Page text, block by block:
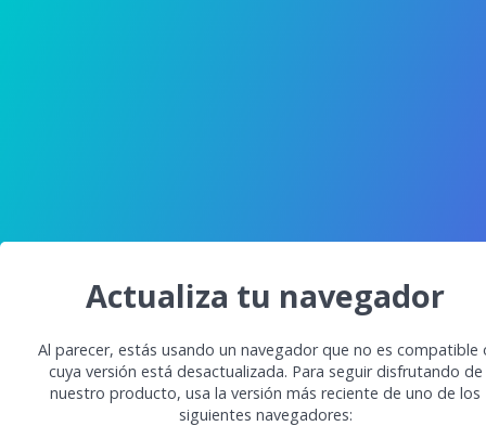
Actualiza tu navegador
Al parecer, estás usando un navegador que no es compatible
cuya versión está desactualizada. Para seguir disfrutando de
nuestro producto, usa la versión más reciente de uno de los
siguientes navegadores: